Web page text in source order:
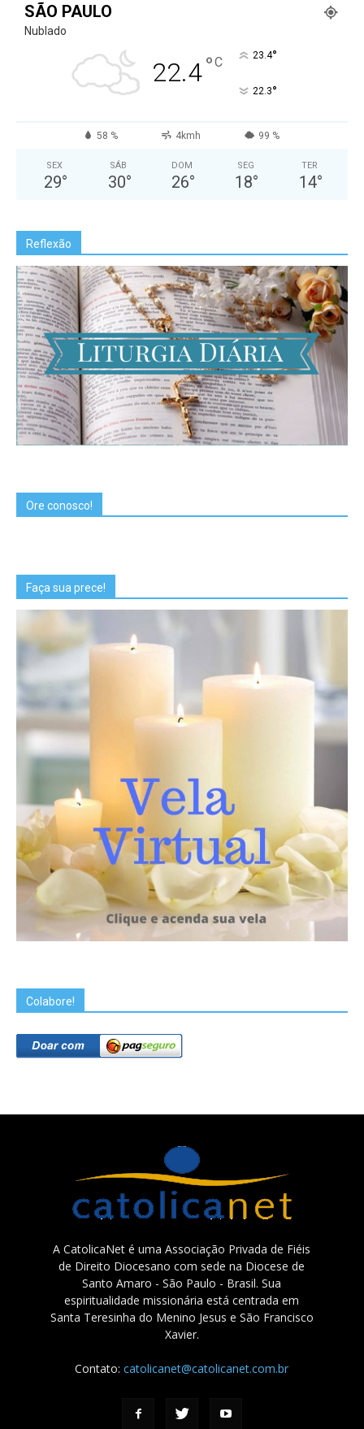
SÃO PAULO
Nublado
22.4°C 23.4°
22.3°
58 % 4kmh 99 %
SEX
29°
SÁB
30°
DOM
26°
SEG
18°
TER
14°
Reflexão
Ore conosco!
Faça sua prece!
Colabore!
A CatolicaNet é uma Associação Privada de Fiéis
de Direito Diocesano com sede na Diocese de
Santo Amaro - São Paulo - Brasil. Sua
espiritualidade missionária está centrada em
Santa Teresinha do Menino Jesus e São Francisco
Xavier.
Contato:catolicanet@catolicanet.com.br